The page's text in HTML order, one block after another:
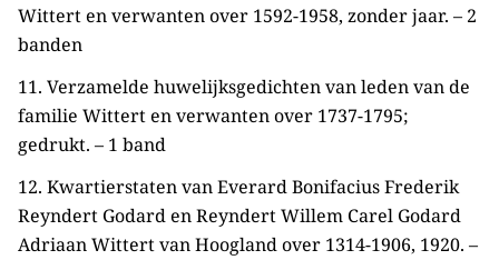
Wittert en verwanten over 1592-1958, zonder jaar. – 2
banden
11. Verzamelde huwelijksgedichten van leden van de
familie Wittert en verwanten over 1737-1795;
gedrukt. – 1 band
12. Kwartierstaten van Everard Bonifacius Frederik
Reyndert Godard en Reyndert Willem Carel Godard
Adriaan Wittert van Hoogland over 1314-1906, 1920. –